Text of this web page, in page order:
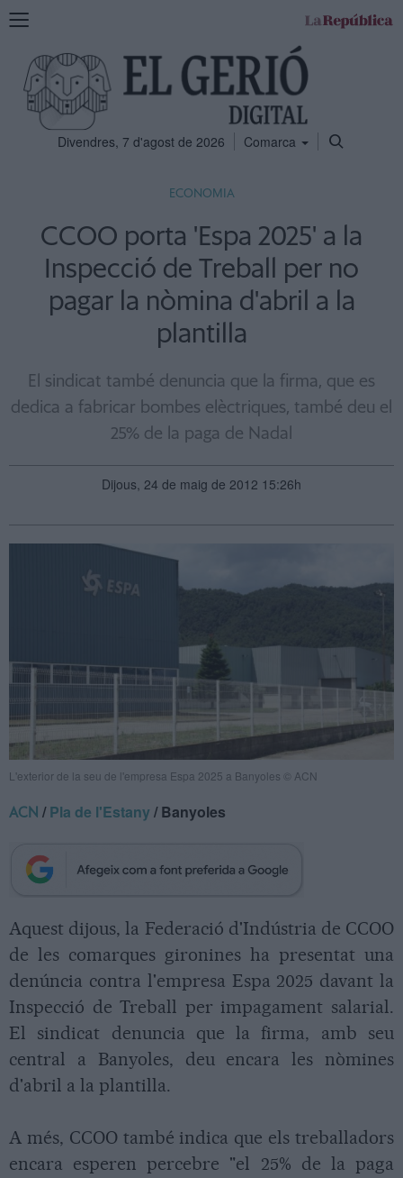
Mostra
navegació
Divendres, 7 d'agost de 2026 Comarca
ECONOMIA
CCOO porta 'Espa 2025' a la
Inspecció de Treball per no
pagar la nòmina d'abril a la
plantilla
El sindicat també denuncia que la firma, que es
dedica a fabricar bombes elèctriques, també deu el
25% de la paga de Nadal
Dijous, 24 de maig de 2012 15:26h
L'exterior de la seu de l'empresa Espa 2025 a Banyoles © ACN
ACN /Pla de l'Estany / Banyoles
Aquest dijous, la Federació d'Indústria de CCOO
de les comarques gironines ha presentat una
denúncia contra l'empresa Espa 2025 davant la
Inspecció de Treball per impagament salarial.
El sindicat denuncia que la firma, amb seu
central a Banyoles, deu encara les nòmines
d'abril a la plantilla.
A més, CCOO també indica que els treballadors
encara esperen percebre "el 25% de la paga